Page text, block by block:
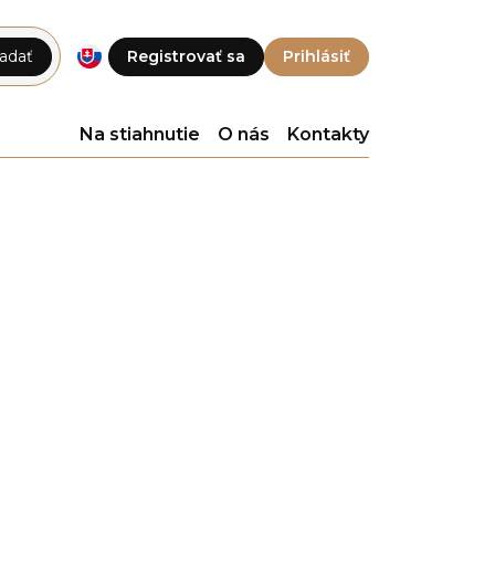
Registrovať sa Prihlásiť
Na stiahnutie O nás Kontakty